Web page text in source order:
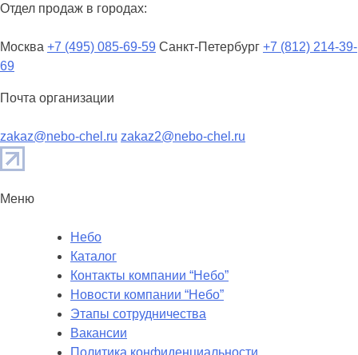
Отдел продаж в городах:
Москва +7 (495) 085-69-59 Санкт-Петербург +7 (812) 214-39-
69
Почта организации
zakaz@nebo-chel.ru zakaz2@nebo-chel.ru
Меню
Небо
Каталог
Контакты компании “Небо”
Новости компании “Небо”
Этапы сотрудничества
Вакансии
Политика конфиденциальности